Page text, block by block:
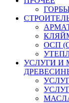
ОСП
УСЛУГИ И